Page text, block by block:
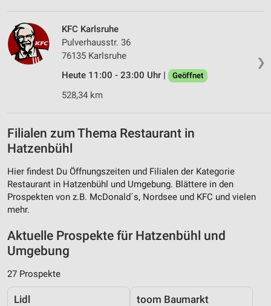
❯
KFC Karlsruhe
Pulverhausstr. 36
76135 Karlsruhe
Heute 11:00 - 23:00 Uhr |
Geöffnet
528,34 km
Filialen zum Thema Restaurant in
Hatzenbühl
Hier findest Du Öffnungszeiten und Filialen der Kategorie
Restaurant in Hatzenbühl und Umgebung. Blättere in den
Prospekten von z.B. McDonald´s, Nordsee und KFC und vielen
mehr.
Aktuelle Prospekte für Hatzenbühl und
Umgebung
27 Prospekte
Lidl toom Baumarkt